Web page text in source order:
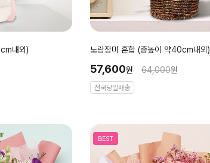
내외) 노랑장미 혼합 (총높이 약40cm내외)
57,600원 64,000원
전국당일배송
BEST